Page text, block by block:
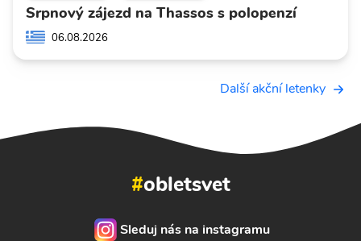
Srpnový zájezd na Thassos s polopenzí
06.08.2026
Další akční letenky
#obletsvet
Sleduj nás na instagramu